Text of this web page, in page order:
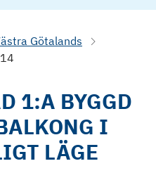
Götalands
1:A BYGGD
I
LÄGE